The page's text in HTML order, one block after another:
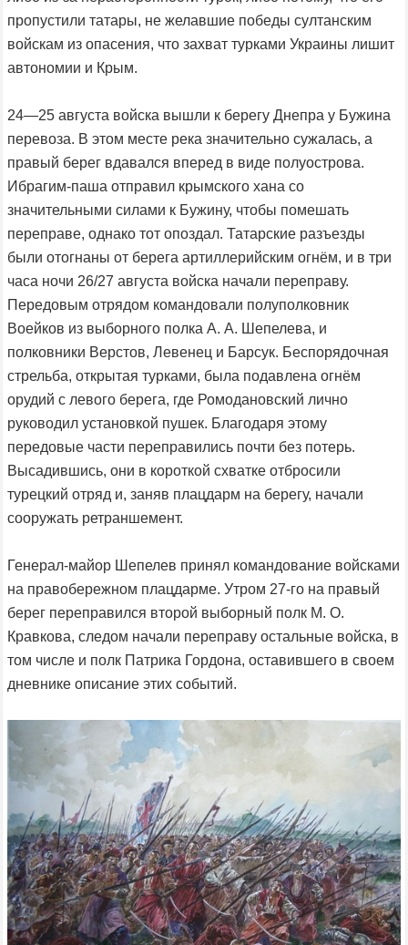
пропустили татары, не желавшие победы султанским
войскам из опасения, что захват турками Украины лишит
автономии и Крым.
24—25 августа войска вышли к берегу Днепра у Бужина
перевоза. В этом месте река значительно сужалась, а
правый берег вдавался вперед в виде полуострова.
Ибрагим-паша отправил крымского хана со
значительными силами к Бужину, чтобы помешать
переправе, однако тот опоздал. Татарские разъезды
были отогнаны от берега артиллерийским огнём, и в три
часа ночи 26/27 августа войска начали переправу.
Передовым отрядом командовали полуполковник
Воейков из выборного полка А. А. Шепелева, и
полковники Верстов, Левенец и Барсук. Беспорядочная
стрельба, открытая турками, была подавлена огнём
орудий с левого берега, где Ромодановский лично
руководил установкой пушек. Благодаря этому
передовые части переправились почти без потерь.
Высадившись, они в короткой схватке отбросили
турецкий отряд и, заняв плацдарм на берегу, начали
сооружать ретраншемент.
Генерал-майор Шепелев принял командование войсками
на правобережном плацдарме. Утром 27-го на правый
берег переправился второй выборный полк М. О.
Кравкова, следом начали переправу остальные войска, в
том числе и полк Патрика Гордона, оставившего в своем
дневнике описание этих событий.